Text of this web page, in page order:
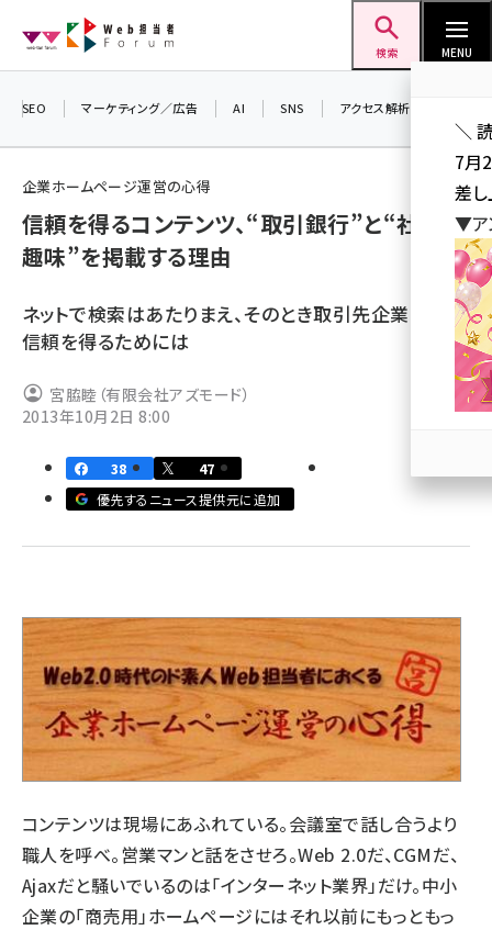
ン
検索 MENU
seo (3519)
youtube (2425)
セミナー (2301)
meo (1274)
SEO マーケティング／広告 AI SNS アクセス解析／データ分析
企業ホームページ運営の心得
信頼を得るコンテンツ、“取引銀行”と“社長の
趣味”を掲載する理由
ネットで検索はあたりまえ、そのとき取引先企業として
信頼を得るためには
宮脇睦（有限会社アズモード）
2013年10月2日 8:00
38
47
優先するニュース提供元に追加
コンテンツは現場にあふれている。会議室で話し合うより
職人を呼べ。営業マンと話をさせろ。Web 2.0だ、CGMだ、
Ajaxだと騒いでいるのは「インターネット業界」だけ。中小
企業の「商売用」ホームページにはそれ以前にもっともっ
＼
7月
差し
▼ア